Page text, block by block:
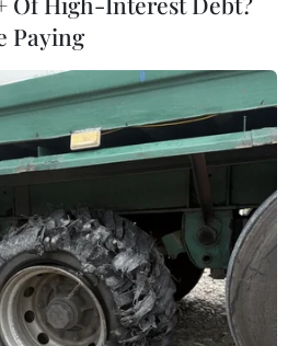
Doãn Đức/Vietnam+)
thứ 2 liên tiếp giữ
gần 3 điểm trong phiên
qua đó chính thức vượt
Paying